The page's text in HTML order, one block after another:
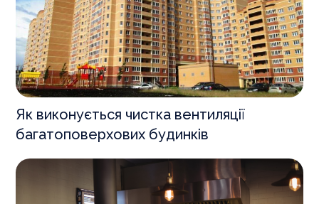
Як виконується чистка вентиляції
багатоповерхових будинків